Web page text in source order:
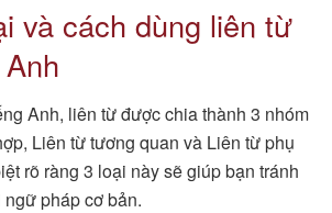
và cách dùng liên từ
Anh, liên từ được chia thành 3 nhóm
Liên từ tương quan và Liên từ phụ
rõ ràng 3 loại này sẽ giúp bạn tránh
pháp cơ bản.